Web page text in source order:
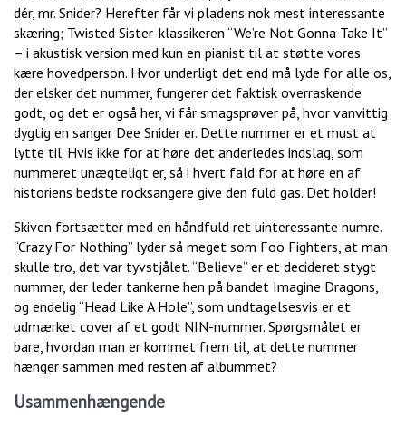
dér, mr. Snider? Herefter får vi pladens nok mest interessante
skæring; Twisted Sister-klassikeren “We’re Not Gonna Take It”
– i akustisk version med kun en pianist til at støtte vores
kære hovedperson. Hvor underligt det end må lyde for alle os,
der elsker det nummer, fungerer det faktisk overraskende
godt, og det er også her, vi får smagsprøver på, hvor vanvittig
dygtig en sanger Dee Snider er. Dette nummer er et must at
lytte til. Hvis ikke for at høre det anderledes indslag, som
nummeret unægteligt er, så i hvert fald for at høre en af
historiens bedste rocksangere give den fuld gas. Det holder!
Skiven fortsætter med en håndfuld ret uinteressante numre.
“Crazy For Nothing” lyder så meget som Foo Fighters, at man
skulle tro, det var tyvstjålet. “Believe” er et decideret stygt
nummer, der leder tankerne hen på bandet Imagine Dragons,
og endelig “Head Like A Hole”, som undtagelsesvis er et
udmærket cover af et godt NIN-nummer. Spørgsmålet er
bare, hvordan man er kommet frem til, at dette nummer
hænger sammen med resten af albummet?
Usammenhængende